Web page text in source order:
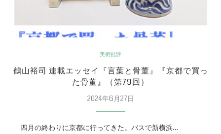
美術批評
鶴山裕司 連載エッセイ『言葉と骨董』『京都で買っ
た骨董』（第79回）
2024年6月27日
四月の終わりに京都に行ってきた。バスで新横浜…